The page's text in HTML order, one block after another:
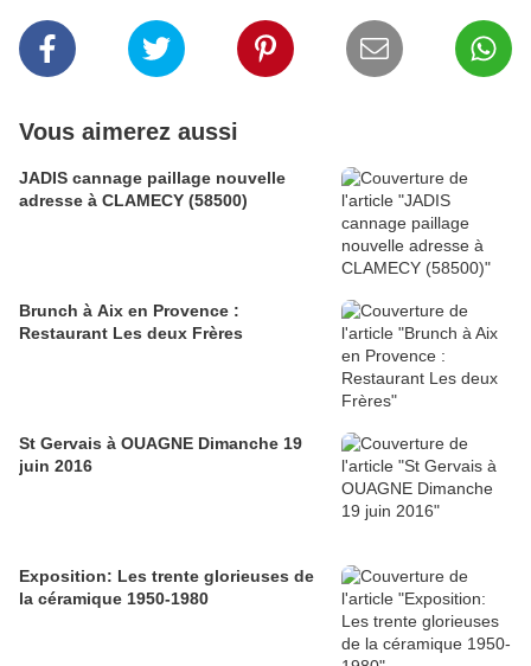
Vous aimerez aussi
JADIS cannage paillage nouvelle
adresse à CLAMECY (58500)
Brunch à Aix en Provence :
Restaurant Les deux Frères
St Gervais à OUAGNE Dimanche 19
juin 2016
Exposition: Les trente glorieuses de
la céramique 1950-1980